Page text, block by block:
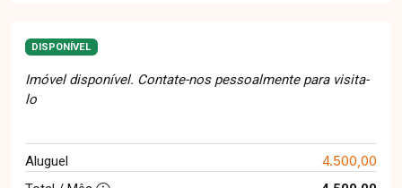
DISPONÍVEL
Imóvel disponível. Contate-nos pessoalmente para visita-
lo
Aluguel 4.500,00